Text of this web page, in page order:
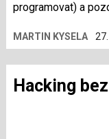
programovat) a
pokusím shrnout,
naleznete.
MARTIN KYSELA
Hacking